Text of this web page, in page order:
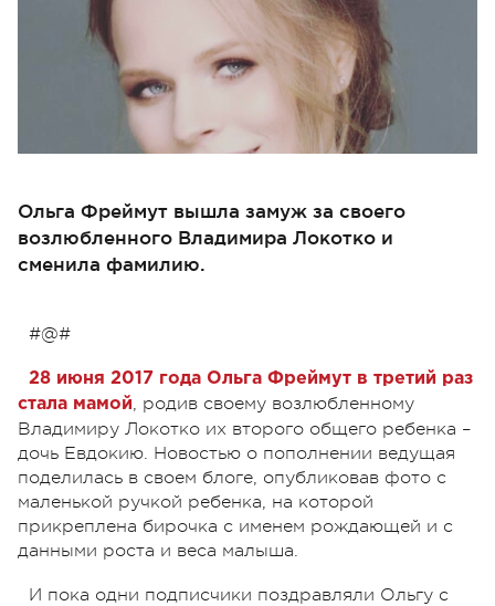
Ольга Фреймут вышла замуж за своего
возлюбленного Владимира Локотко и
сменила фамилию.
#@#
28 июня 2017 года Ольга Фреймут в третий раз
стала мамой, родив своему возлюбленному
Владимиру Локотко их второго общего ребенка –
дочь Евдокию. Новостью о пополнении ведущая
поделилась в своем блоге, опубликовав фото с
маленькой ручкой ребенка, на которой
прикреплена бирочка с именем рождающей и с
данными роста и веса малыша.
И пока одни подписчики поздравляли Ольгу с